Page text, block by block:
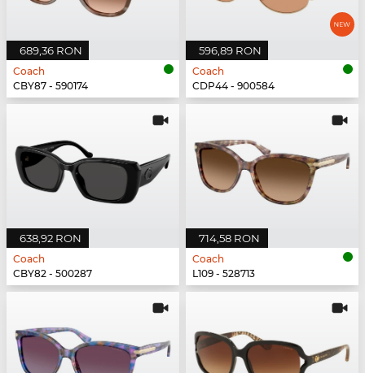
689,36 RON
Coach
CBY87 - 590174
596,89 RON
Coach
CDP44 - 900584
638,92 RON
Coach
CBY82 - 500287
714,58 RON
Coach
L109 - 528713